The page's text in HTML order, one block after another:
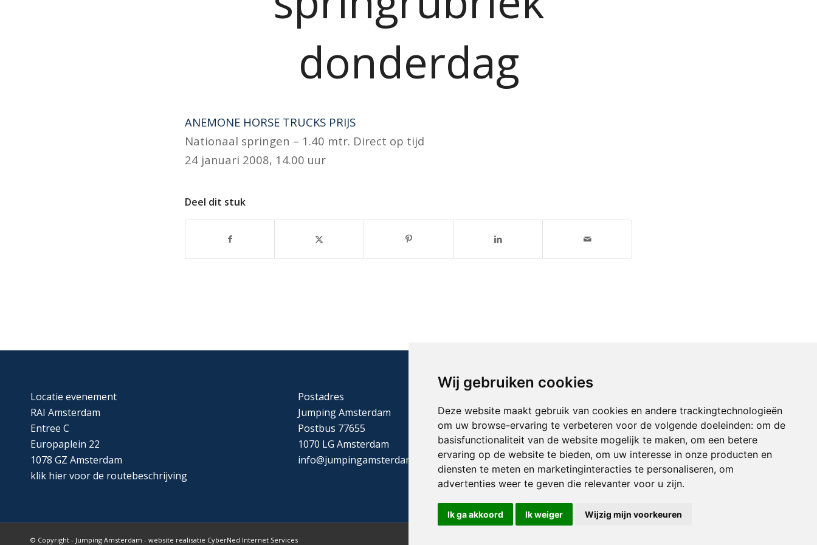
Wij gebruiken cookies
Deze website maakt gebruik van cookies en andere trackingtechnologieën
om uw browse-ervaring te verbeteren voor de volgende doeleinden: om de
basisfunctionaliteit van de website mogelijk te maken, om een betere
ervaring op de website te bieden, om uw interesse in onze producten en
diensten te meten en marketinginteracties te personaliseren, om
advertenties weer te geven die relevanter voor u zijn.
Ik ga akkoord Ik weiger Wijzig mijn voorkeuren
donderdag
ANEMONE HORSE TRUCKS PRIJS
Nationaal springen – 1.40 mtr. Direct op tijd
24 januari 2008, 14.00 uur
Deel dit stuk
Locatie evenement
RAI Amsterdam
Entree C
Europaplein 22
1078 GZ Amsterdam
klik hiervoor de routebeschrijving
Postadres
Jumping Amsterdam
Postbus 77655
1070 LG Amsterdam
info@jumpingamsterdam.nl
© Copyright - Jumping Amsterdam - website realisatie CyberNed Internet Services